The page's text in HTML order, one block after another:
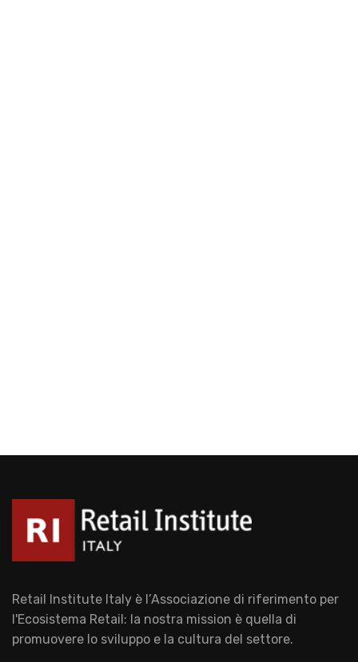
Retail Institute Italy è l’Associazione di riferimento per
l'Ecosistema Retail: la nostra mission è quella di
promuovere lo sviluppo e la cultura del settore.